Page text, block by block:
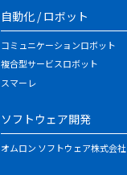
自動化 / ロボット
コミュニケーションロボット
複合型サービスロボット
スマーレ
ソフトウェア開発
オムロン ソフトウェア株式会社